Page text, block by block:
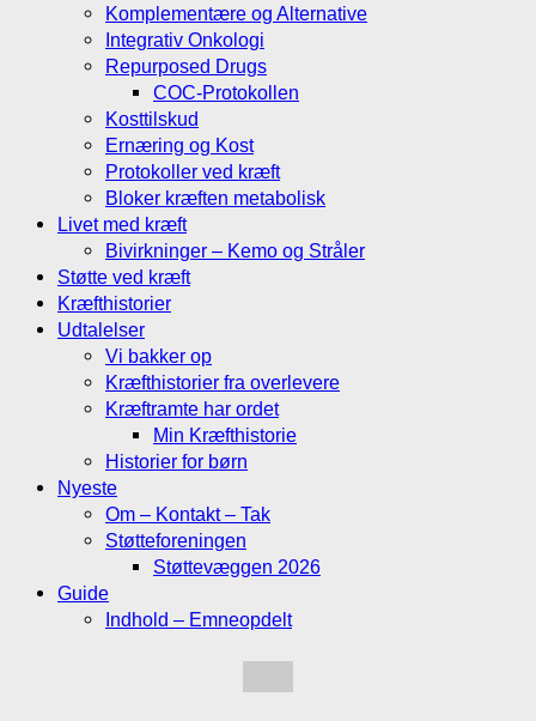
Komplementære og Alternative
Integrativ Onkologi
Repurposed Drugs
COC-Protokollen
Kosttilskud
Ernæring og Kost
Protokoller ved kræft
Bloker kræften metabolisk
Livet med kræft
Bivirkninger – Kemo og Stråler
Støtte ved kræft
Kræfthistorier
Udtalelser
Vi bakker op
Kræfthistorier fra overlevere
Kræftramte har ordet
Min Kræfthistorie
Historier for børn
Nyeste
Om – Kontakt – Tak
Støtteforeningen
Støttevæggen 2026
Guide
Indhold – Emneopdelt